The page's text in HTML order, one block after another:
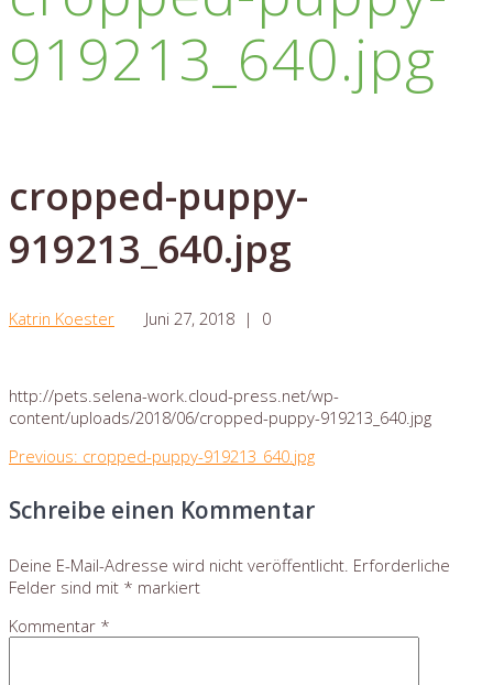
919213_640.jpg
cropped-puppy-
919213_640.jpg
Katrin Koester Juni 27, 2018 | 0
http://pets.selena-work.cloud-press.net/wp-
content/uploads/2018/06/cropped-puppy-919213_640.jpg
Beitragsnavigation
Previous: Previous
cropped-puppy-919213_640.jpg
Schreibe einen Kommentar
Deine E-Mail-Adresse wird nicht veröffentlicht. Erforderliche
Felder sind mit * markiert
Kommentar *